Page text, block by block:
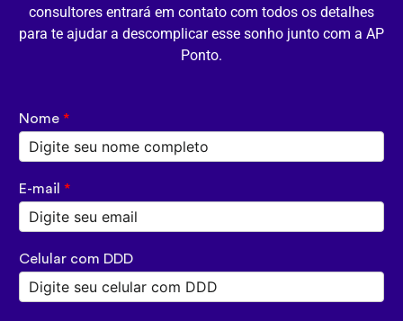
consultores entrará em contato com todos os detalhes
para te ajudar a descomplicar esse sonho junto com a AP
Ponto.
Nome *
E-mail *
Celular com DDD